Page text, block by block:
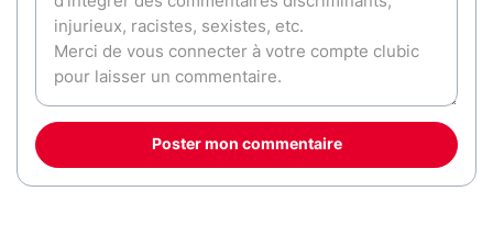
Poster mon commentaire